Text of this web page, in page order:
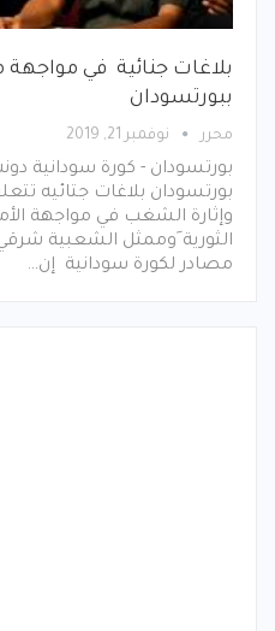
بلاغات جنائية في مواجهة
ببورتسودان
محرر نوفمبر 21, 2019
بورتسودان - كورة سودانية
بورتسودان بلاغات جتائيه
وإثارة الشغب في مواجهة
الثورية َوممثل الشعبية
مصادر لكورة سودانية إن…